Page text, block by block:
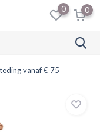
0 0
vanaf € 75